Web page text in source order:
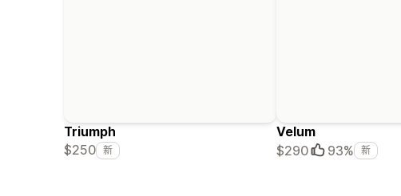
Triumph
$250 新
Velum
$290
93% 新